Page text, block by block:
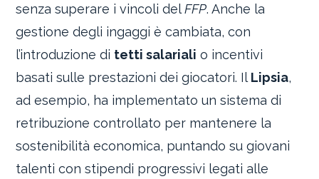
senza superare i vincoli delFFP. Anche la
gestione degli ingaggi è cambiata, con
l’introduzione di tetti salariali o incentivi
basati sulle prestazioni dei giocatori. Il Lipsia,
ad esempio, ha implementato un sistema di
retribuzione controllato per mantenere la
sostenibilità economica, puntando su giovani
talenti con stipendi progressivi legati alle